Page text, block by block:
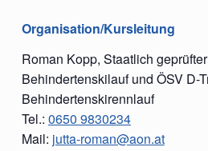
Organisation/Kursleitung
Roman Kopp, Staatlich
Behindertenskilauf und ÖSV D-
Behindertenskirennlauf
Tel.: 0650 9830234
Mail: jutta-roman@aon.at